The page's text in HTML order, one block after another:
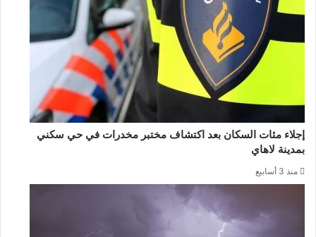
إجلاء مئات السكان بعد اكتشاف مختبر مخدرات في حي سكني
بمدينة لاهاي
منذ 3 أسابيع